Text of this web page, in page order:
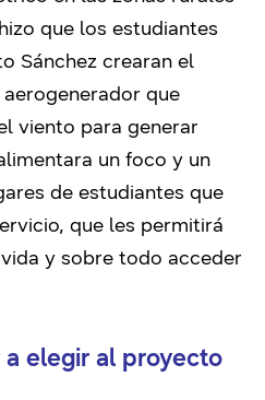
que los estudiantes
Sánchez crearan el
aerogenerador que
viento para generar
un foco y un
de estudiantes que
que les permitirá
y sobre todo acceder
elegir al proyecto